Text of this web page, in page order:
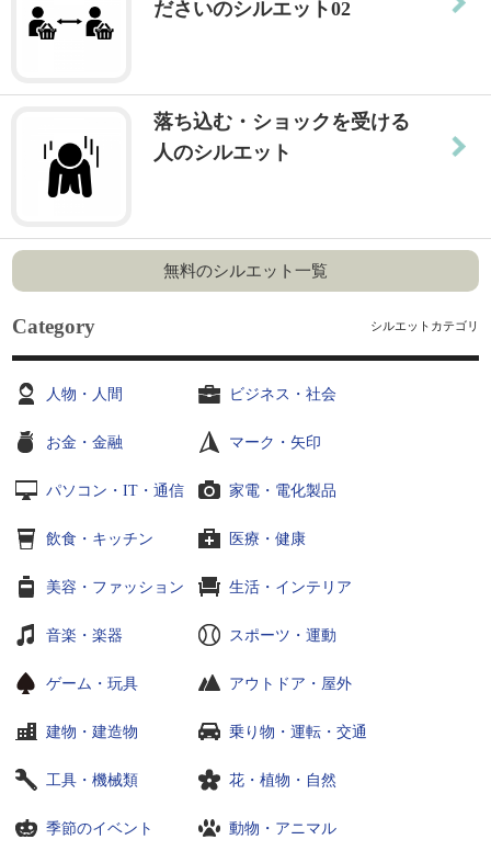
ださいのシルエット02
落ち込む・ショックを受ける
人のシルエット
無料のシルエット一覧
Category シルエットカテゴリ
人物・人間 ビジネス・社会
お金・金融 マーク・矢印
パソコン・IT・通信 家電・電化製品
飲食・キッチン 医療・健康
美容・ファッション 生活・インテリア
音楽・楽器 スポーツ・運動
ゲーム・玩具 アウトドア・屋外
建物・建造物 乗り物・運転・交通
工具・機械類 花・植物・自然
季節のイベント 動物・アニマル